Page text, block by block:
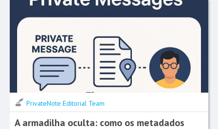
PrivateNote Editorial Team
A armadilha oculta: como os metadados